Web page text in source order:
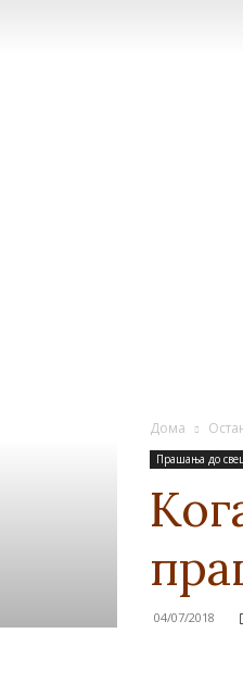
Дома
Прашања до
04/07/2018